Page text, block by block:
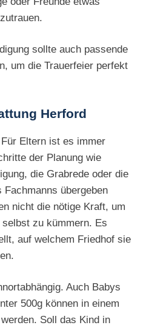
sollte auch passende
um die Trauerfeier perfekt
Herford
Eltern ist es immer
der Planung wie
die Grabrede oder die
übergeben
nicht die nötige Kraft, um
zu kümmern. Es
auf welchem Friedhof sie
Auch Babys
500g können in einem
Soll das Kind in